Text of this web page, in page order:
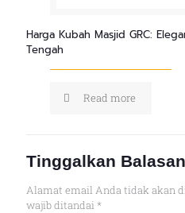
Harga Kubah Masjid GRC:
Tengah
Read more
Tinggalkan Balasan
Alamat email Anda tidak akan
wajib ditandai *